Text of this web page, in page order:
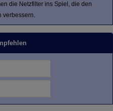
die Netzfilter ins Spiel, die den
verbessern.